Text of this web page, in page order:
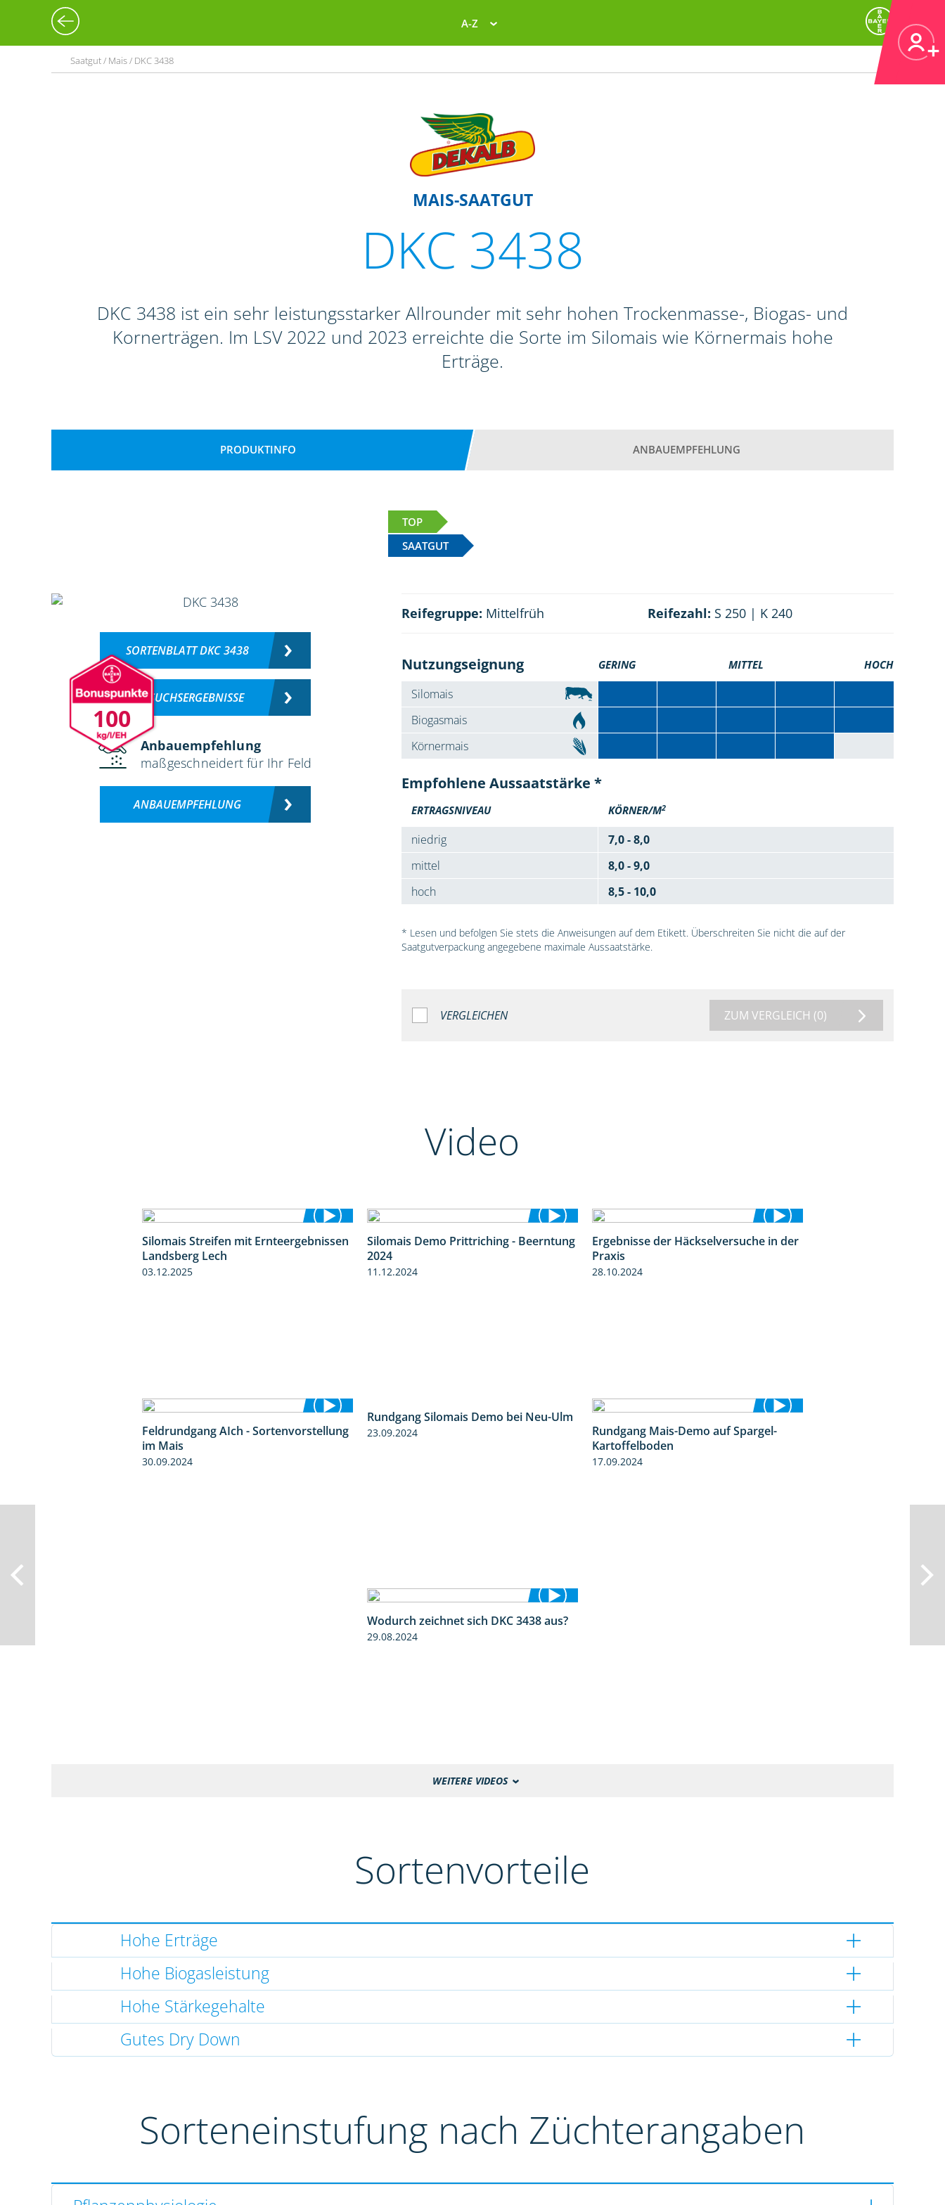
A-Z
Saatgut / Mais / DKC 3438
MAIS-SAATGUT
DKC 3438
DKC 3438 ist ein sehr leistungsstarker Allrounder mit sehr hohen Trockenmasse-, Biogas- und
Kornerträgen. Im LSV 2022 und 2023 erreichte die Sorte im Silomais wie Körnermais hohe
Erträge.
PRODUKTINFO ANBAUEMPFEHLUNG
TOP
SAATGUT
100
SORTENBLATT DKC 3438
VERSUCHSERGEBNISSE
Anbauempfehlung
maßgeschneidert für Ihr Feld
ANBAUEMPFEHLUNG
Reifegruppe: Mittelfrüh Reifezahl: S 250 | K 240
Nutzungseignung GERING MITTEL HOCH
Silomais
Biogasmais
Körnermais
Empfohlene Aussaatstärke *
ERTRAGSNIVEAU KÖRNER/M2
niedrig
7,0 - 8,0
mittel
8,0 - 9,0
hoch
8,5 - 10,0
* Lesen und befolgen Sie stets die Anweisungen auf dem Etikett. Überschreiten Sie nicht die auf der
Saatgutverpackung angegebene maximale Aussaatstärke.
VERGLEICHEN ZUM VERGLEICH (0)
Video
11:01
Silomais Streifen mit Ernteergebnissen
Landsberg Lech
03.12.2025
12:28
Silomais Demo Prittriching - Beerntung
2024
11.12.2024
5:16
Ergebnisse der Häckselversuche in der
Praxis
28.10.2024
11:24
Feldrundgang AIch - Sortenvorstellung
im Mais
30.09.2024
Rundgang Silomais Demo bei Neu-Ulm 9:53
Rundgang Mais-Demo auf Spargel-
Kartoffelboden
17.09.2024
1:32
Wodurch zeichnet sich DKC 3438 aus?
29.08.2024
WEITERE VIDEOS
Sortenvorteile
Hohe Erträge
Hohe Biogasleistung
Hohe Stärkegehalte
Gutes Dry Down
Sorteneinstufung nach Züchterangaben